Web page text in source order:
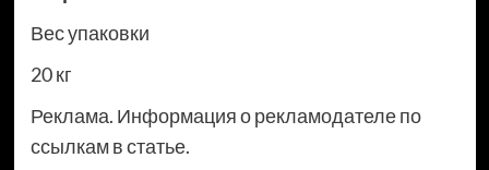
Вес упаковки
20 кг
Реклама. Информация о рекламодателе по
ссылкам в статье.